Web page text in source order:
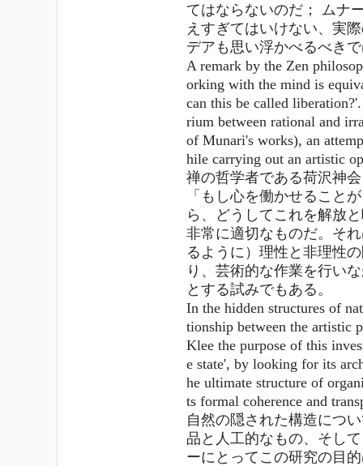
てはならないのだ； ムナ
えすぎてはいけない、実
デアも思い浮かべるべき
A remark by the Zen
orking with the mind is
can this be called
rium between rational and
of Munari's works), an
hile carrying out an artistic
禅の哲学者である荷沢神
「もし心を働かせること
ら、どうしてこれを解放
非常に適切なものだ。そ
るように）理性と非理性
り、芸術的な作業を行い
とする試みでもある。
In the hidden structures of
tionship between the artistic
Klee the purpose of this
e state', by looking for its
he ultimate structure of
ts formal coherence and
自然の隠された構造につ
品と人工的なもの、そし
ーにとってこの研究の目